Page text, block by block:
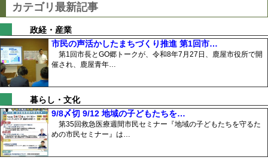
カテゴリ最新記事
政経・産業
市民の声活かしたまちづくり推進 第1回市…
第1回市長とGO郷トークが、令和8年7月27日、鹿屋市役所で開
催され、鹿屋青年…
暮らし・文化
9/8〆切 9/12 地域の子どもたちを…
第35回救急医療週間市民セミナー『地域の子どもたちを守るた
めの市民セミナー』は…